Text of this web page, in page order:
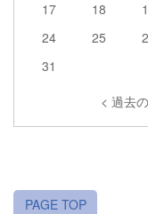
17
18
24
25
31
< 過去
PAGE TOP